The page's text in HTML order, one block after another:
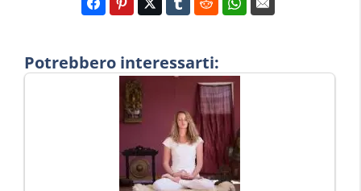
Potrebbero interessarti: